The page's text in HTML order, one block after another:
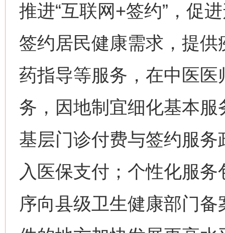
推进“互联网+签约”，促
签约居民健康需求，提
药指导等服务，在中医
务，因地制宜细化基本
基层门诊付费与签约服
入医保支付；个性化服
序向县级卫生健康部门